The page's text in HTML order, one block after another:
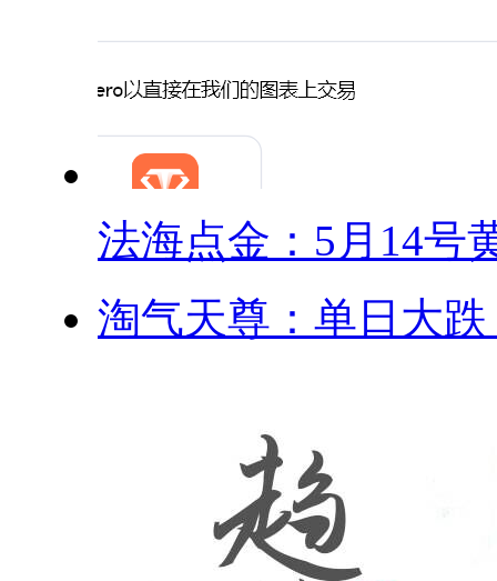
法海点金：5月14号
淘气天尊：单日大